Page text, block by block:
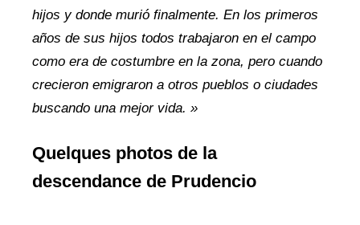
hijos y donde murió finalmente. En los primeros
años de sus hijos todos trabajaron en el campo
como era de costumbre en la zona, pero cuando
crecieron emigraron a otros pueblos o ciudades
buscando una mejor vida. »
Quelques photos de la
descendance de Prudencio